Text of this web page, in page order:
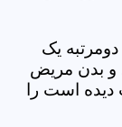
یک
بدن مریض
دیده است را